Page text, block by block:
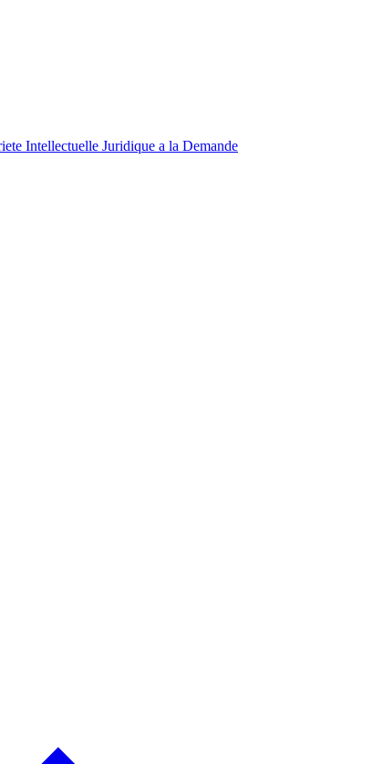
Intellectuelle Juridique a la Demande